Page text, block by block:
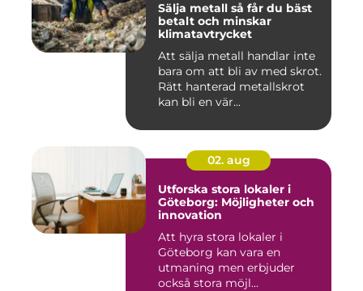
Sälja metall så får du bäst
betalt och minskar
klimatavtrycket
Att sälja metall handlar inte
bara om att bli av med skrot.
Rätt hanterad metallskrot
kan bli en vär...
02. aug
Utforska stora lokaler i
Göteborg: Möjligheter och
innovation
Att hyra stora lokaler i
Göteborg kan vara en
utmaning men erbjuder
också stora möjl...